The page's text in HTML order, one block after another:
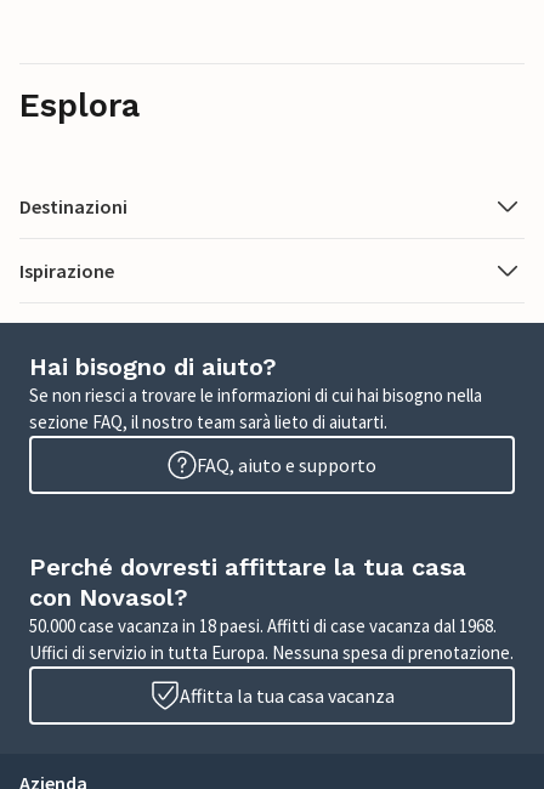
Esplora
Destinazioni
Ispirazione
Hai bisogno di aiuto?
Se non riesci a trovare le informazioni di cui hai bisogno nella
sezione FAQ, il nostro team sarà lieto di aiutarti.
FAQ, aiuto e supporto
Perché dovresti affittare la tua casa
con Novasol?
50.000 case vacanza in 18 paesi. Affitti di case vacanza dal 1968.
Uffici di servizio in tutta Europa. Nessuna spesa di prenotazione.
Affitta la tua casa vacanza
Azienda